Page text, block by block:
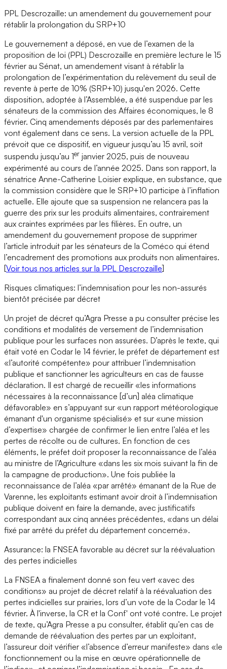
PPL Descrozaille: un amendement du gouvernement pour
rétablir la prolongation du SRP+10
Le gouvernement a déposé, en vue de l’examen de la
proposition de loi (PPL) Descrozaille en première lecture le 15
février au Sénat, un amendement visant à rétablir la
prolongation de l’expérimentation du relèvement du seuil de
revente à perte de 10% (SRP+10) jusqu'en 2026. Cette
disposition, adoptée à l’Assemblée, a été suspendue par les
sénateurs de la commission des Affaires économiques, le 8
février. Cinq amendements déposés par des parlementaires
vont également dans ce sens. La version actuelle de la PPL
prévoit que ce dispositif, en vigueur jusqu’au 15 avril, soit
suspendu jusqu’au 1er janvier 2025, puis de nouveau
expérimenté au cours de l’année 2025. Dans son rapport, la
sénatrice Anne-Catherine Loisier explique, en substance, que
la commission considère que le SRP+10 participe à l’inflation
actuelle. Elle ajoute que sa suspension ne relancera pas la
guerre des prix sur les produits alimentaires, contrairement
aux craintes exprimées par les filières. En outre, un
amendement du gouvernement propose de supprimer
l’article introduit par les sénateurs de la Coméco qui étend
l’encadrement des promotions aux produits non alimentaires.
[Voir tous nos articles sur la PPL Descrozaille]
Risques climatiques: l’indemnisation pour les non-assurés
bientôt précisée par décret
Un projet de décret qu’Agra Presse a pu consulter précise les
conditions et modalités de versement de l’indemnisation
publique pour les surfaces non assurées. D’après le texte, qui
était voté en Codar le 14 février, le préfet de département est
«l’autorité compétente» pour attribuer l’indemnisation
publique et sanctionner les agriculteurs en cas de fausse
déclaration. Il est chargé de recueillir «les informations
nécessaires à la reconnaissance [d’un] aléa climatique
défavorable» en s’appuyant sur «un rapport météorologique
émanant d'un organisme spécialisé» et sur «une mission
d’expertise» chargée de confirmer le lien entre l’aléa et les
pertes de récolte ou de cultures. En fonction de ces
éléments, le préfet doit proposer la reconnaissance de l’aléa
au ministre de l’Agriculture «dans les six mois suivant la fin de
la campagne de production». Une fois publiée la
reconnaissance de l’aléa «par arrêté» émanant de la Rue de
Varenne, les exploitants estimant avoir droit à l’indemnisation
publique doivent en faire la demande, avec justificatifs
correspondant aux cinq années précédentes, «dans un délai
fixé par arrêté du préfet du département concerné».
Assurance: la FNSEA favorable au décret sur la réévaluation
des pertes indicielles
La FNSEA a finalement donné son feu vert «avec des
conditions» au projet de décret relatif à la réévaluation des
pertes indicielles sur prairies, lors d’un vote de la Codar le 14
février. À l'inverse, la CR et la Conf' ont voté contre. Le projet
de texte, qu’Agra Presse a pu consulter, établit qu’en cas de
demande de réévaluation des pertes par un exploitant,
l’assureur doit vérifier «l’absence d’erreur manifeste» dans «le
fonctionnement ou la mise en œuvre opérationnelle de